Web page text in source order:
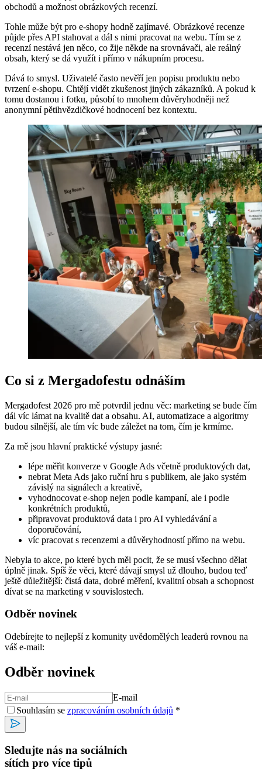
obchodů a možnost obrázkových recenzí.
Tohle může být pro e-shopy hodně zajímavé. Obrázkové recenze
půjde přes API stahovat a dál s nimi pracovat na webu. Tím se z
recenzí nestává jen něco, co žije někde na srovnávači, ale reálný
obsah, který se dá využít i přímo v nákupním procesu.
Dává to smysl. Uživatelé často nevěří jen popisu produktu nebo
tvrzení e-shopu. Chtějí vidět zkušenost jiných zákazníků. A pokud k
tomu dostanou i fotku, působí to mnohem důvěryhodněji než
anonymní pětihvězdičkové hodnocení bez kontextu.
Co si z Mergadofestu odnáším
Mergadofest 2026 pro mě potvrdil jednu věc: marketing se bude čím
dál víc lámat na kvalitě dat a obsahu. AI, automatizace a algoritmy
budou silnější, ale tím víc bude záležet na tom, čím je krmíme.
Za mě jsou hlavní praktické výstupy jasné:
lépe měřit konverze v Google Ads včetně produktových dat,
nebrat Meta Ads jako ruční hru s publikem, ale jako systém
závislý na signálech a kreativě,
vyhodnocovat e-shop nejen podle kampaní, ale i podle
konkrétních produktů,
připravovat produktová data i pro AI vyhledávání a
doporučování,
víc pracovat s recenzemi a důvěryhodností přímo na webu.
Nebyla to akce, po které bych měl pocit, že se musí všechno dělat
úplně jinak. Spíš že věci, které dávají smysl už dlouho, budou teď
ještě důležitější: čistá data, dobré měření, kvalitní obsah a schopnost
dívat se na marketing v souvislostech.
Odběr novinek
Odebírejte to nejlepší z komunity uvědomělých leaderů rovnou na
váš e-mail:
Odběr novinek
E-mail
Souhlasím se zpracováním osobních údajů *
Sledujte nás na sociálních
sítích pro více tipů